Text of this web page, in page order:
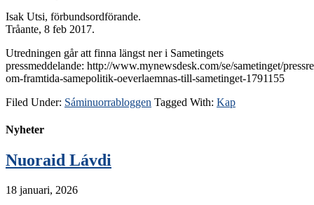
Isak Utsi, förbundsordförande.
Tråante, 8 feb 2017.
Utredningen går att finna längst ner i Sametingets
pressmeddelande: http://www.mynewsdesk.com/se/sametinget/
om-framtida-samepolitik-oeverlaemnas-till-sametinget-1791155
Filed Under: Sáminuorrabloggen Tagged With: Kap
Nyheter
Nuoraid Lávdi
18 januari, 2026